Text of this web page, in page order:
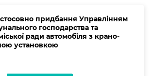
придбання Управлінням
господарства та
ради автомобіля з крано-
установкою